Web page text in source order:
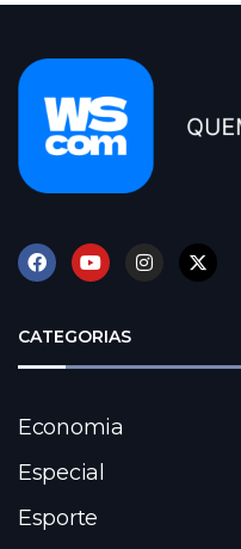
CATEGORIAS
Economia
Especial
Esporte